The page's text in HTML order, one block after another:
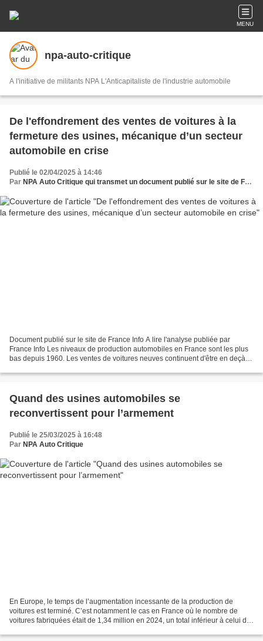
MENU
npa-auto-critique
A l'initiative de militants NPA L'Anticapitaliste de l'industrie automobile
De l'effondrement des ventes de voitures à la
fermeture des usines, mécanique d’un secteur
automobile en crise
Publié le 02/04/2025 à 14:46
Par NPA Auto Critique qui transmet un document publié sur le site de France Info
Document publié sur le site de France Info A lire l'analyse publiée par
France Info Les niveaux de production automobiles en France sont les plus
bas depuis 1960. Les ventes de voitures neuves continuent d'être en deçà
Quand des usines automobiles se
reconvertissent pour l’armement
Publié le 25/03/2025 à 16:48
Par NPA Auto Critique
En Europe, le temps de l’augmentation incessante de la production de
voitures est terminé. C’est notamment le cas en France où le nombre de
voitures fabriquées était de 1,34 million en 2024, un total inférieur à celui de